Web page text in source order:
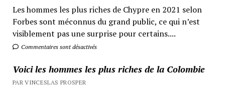
Les hommes les plus riches de Chypre en 2021 selon
Forbes sont méconnus du grand public, ce qui n’est
visiblement pas une surprise pour certains....
Commentaires sont désactivés
Voici les hommes les plus riches de la Colombie
PAR VINCESLAS PROSPER